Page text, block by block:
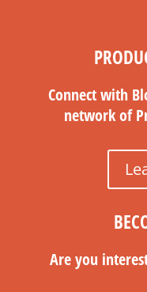
Connect with
network of
Are you